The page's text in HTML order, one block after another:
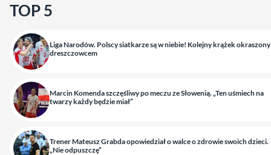
TOP 5
Liga Narodów. Polscy siatkarze są w niebie! Kolejny krążek okraszony
dreszczowcem
Marcin Komenda szczęśliwy po meczu ze Słowenią. „Ten uśmiech na
twarzy każdy będzie miał”
Trener Mateusz Grabda opowiedział o walce o zdrowie swoich dzieci.
„Nie odpuszczę”